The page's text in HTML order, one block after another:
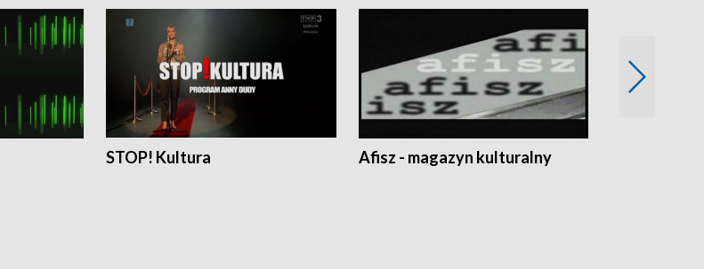
STOP! Kultura Afisz - magazyn kulturalny